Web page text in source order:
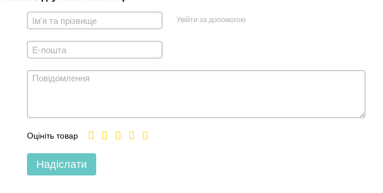
Увійти за допомогою
Оцініть товар
Надіслати